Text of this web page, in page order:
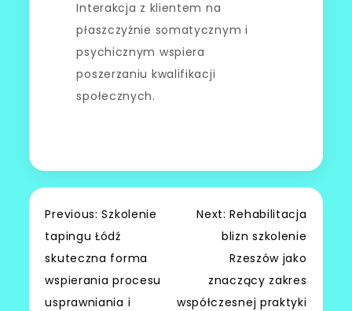
Interakcja z klientem na
płaszczyźnie somatycznym i
psychicznym wspiera
poszerzaniu kwalifikacji
społecznych.
Nawigacja
wpisu
Previous: Szkolenie
tapingu Łódź
skuteczna forma
wspierania procesu
usprawniania i
Next: Rehabilitacja
blizn szkolenie
Rzeszów jako
znaczący zakres
współczesnej praktyki